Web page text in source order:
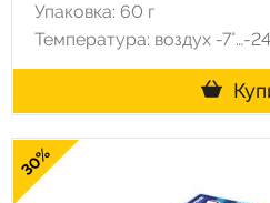
Упаковка: 60 г
Температура: воздух -7°…-
30%